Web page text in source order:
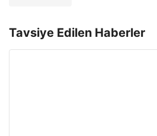
Tavsiye Edilen Haberler